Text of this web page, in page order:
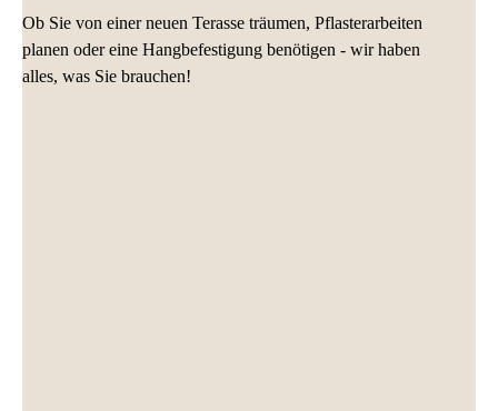
Ob Sie von einer neuen Terasse träumen, Pflasterarbeiten
planen oder eine Hangbefestigung benötigen - wir haben
alles, was Sie brauchen!